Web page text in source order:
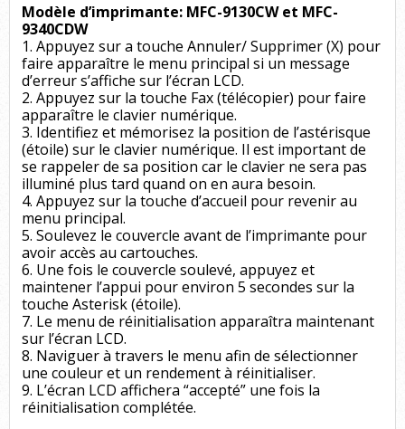
Modèle d’imprimante: MFC-9130CW et MFC-
9340CDW
1. Appuyez sur a touche Annuler/ Supprimer (X) pour
faire apparaître le menu principal si un message
d’erreur s’affiche sur l’écran LCD.
2. Appuyez sur la touche Fax (télécopier) pour faire
apparaître le clavier numérique.
3. Identifiez et mémorisez la position de l’astérisque
(étoile) sur le clavier numérique. Il est important de
se rappeler de sa position car le clavier ne sera pas
illuminé plus tard quand on en aura besoin.
4. Appuyez sur la touche d’accueil pour revenir au
menu principal.
5. Soulevez le couvercle avant de l’imprimante pour
avoir accès au cartouches.
6. Une fois le couvercle soulevé, appuyez et
maintener l’appui pour environ 5 secondes sur la
touche Asterisk (étoile).
7. Le menu de réinitialisation apparaîtra maintenant
sur l’écran LCD.
8. Naviguer à travers le menu afin de sélectionner
une couleur et un rendement à réinitialiser.
9. L’écran LCD affichera “accepté” une fois la
réinitialisation complétée.